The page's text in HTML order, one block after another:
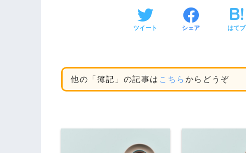
ツイート シェア はてブ
他の「簿記」の記事は こちら からどうぞ